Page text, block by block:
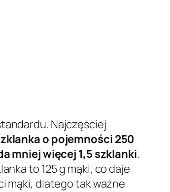
Najczęściej
o pojemności 250
mniej więcej 1,5 szklanki.
to 125 g mąki, co daje
mąki, dlatego tak ważne